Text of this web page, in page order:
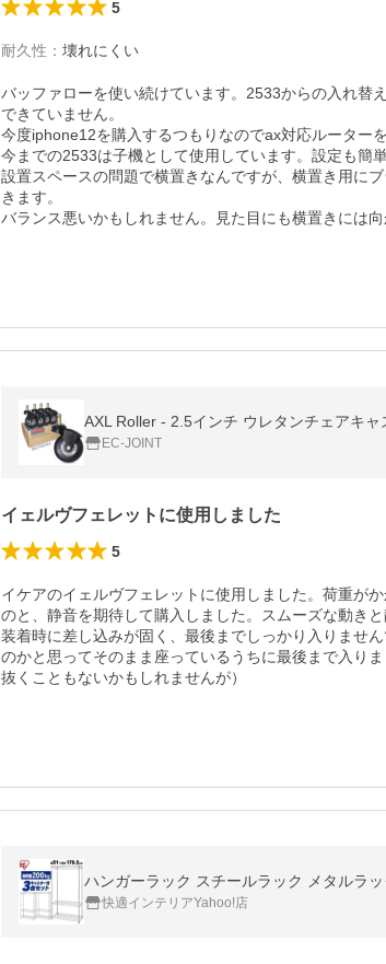
5
耐久性 ： 壊れにくい
バッファローを使い続けています。2533からの入れ替
できていません。
今度iphone12を購入するつもりなのでax対応ルーター
今までの2533は子機として使用しています。設定も簡
設置スペースの問題で横置きなんですが、横置き用に
きます。
バランス悪いかもしれません。見た目にも横置きには
AXL Roller - 2.5インチ ウレタンチェアキ
EC-JOINT
イェルヴフェレットに使用しました
5
イケアのイェルヴフェレットに使用しました。荷重が
のと、静音を期待して購入しました。スムーズな動き
装着時に差し込みが固く、最後までしっかり入りませ
のかと思ってそのまま座っているうちに最後まで入り
抜くこともないかもしれませんが）
ハンガーラック スチールラック メタルラ
快適インテリアYahoo!店